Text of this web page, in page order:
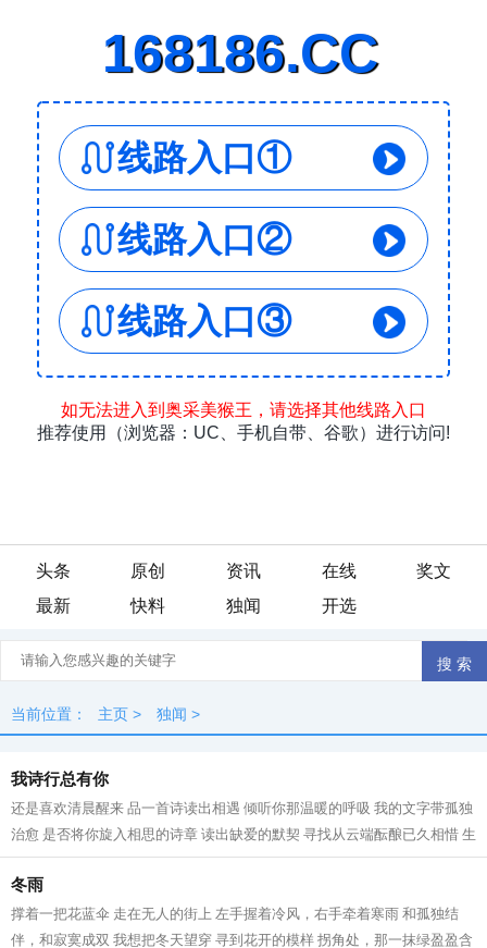
头条 原创 资讯 在线
奖文
最新
快料 独闻 开选
当前位置： 主页 > 独闻 >
我诗行总有你
还是喜欢清晨醒来 品一首诗读出相遇 倾听你那温暖的呼吸 我的文字带孤独
治愈 是否将你旋入相思的诗章 读出缺爱的默契 寻找从云端酝酿已久相惜 生
命中那人，会不会把我弄丢？ 这...
冬雨
撑着一把花蓝伞 走在无人的街上 左手握着冷风，右手牵着寒雨 和孤独结
伴，和寂寞成双 我想把冬天望穿 寻到花开的模样 拐角处，那一抹绿盈盈含